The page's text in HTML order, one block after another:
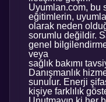
Uyumlan.com, bu
eğitimlerin,
olarak neden
sorumlu değildir.
genel
veya
sağlık bakımı
Danışmanlık
sunulur. Enerji
kişiye farklılık